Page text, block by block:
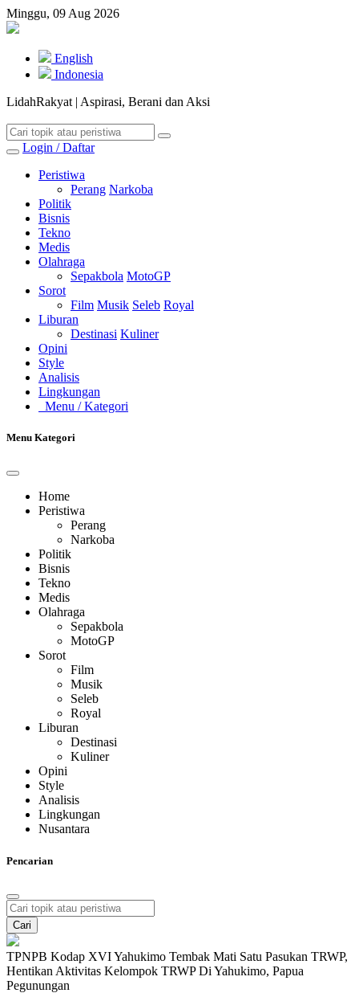
Minggu, 09 Aug 2026
English
Indonesia
LidahRakyat | Aspirasi, Berani dan Aksi
Login / Daftar
Peristiwa
Perang Narkoba
Politik
Bisnis
Tekno
Medis
Olahraga
Sepakbola MotoGP
Sorot
Film Musik Seleb Royal
Liburan
Destinasi Kuliner
Opini
Style
Analisis
Lingkungan
Menu / Kategori
Menu Kategori
Home
Peristiwa
Perang
Narkoba
Politik
Bisnis
Tekno
Medis
Olahraga
Sepakbola
MotoGP
Sorot
Film
Musik
Seleb
Royal
Liburan
Destinasi
Kuliner
Opini
Style
Analisis
Lingkungan
Nusantara
Pencarian
Cari
TPNPB Kodap XVI Yahukimo Tembak Mati Satu Pasukan TRWP,
Hentikan Aktivitas Kelompok TRWP Di Yahukimo, Papua
Pegunungan